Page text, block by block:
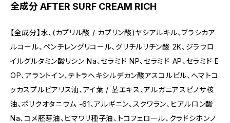
全成分 AFTER SURF CREAM RICH
【全成分】水、(カプリル酸 / カプリン酸)ヤシアルキル、ブラシカア
ルコール、ペンチレングリコール、グリチルリチン酸 2K、ジラウロ
イルグルタミン酸リシン Na、セラミド NP、セラミド AP、セラミド E
OP、アラントイン、テトラヘキシルデカン酸アスコルビル、ヘマトコ
ッカスプルビアリス油、アイ葉 / 茎エキス、アルガニアスピノサ核
油、ポリクオタニウム -61、アルギニン、スクワラン、ヒアルロン酸
Na、コメ胚芽油、ヒマワリ種子油、トコフェロール、クラドシホンノ